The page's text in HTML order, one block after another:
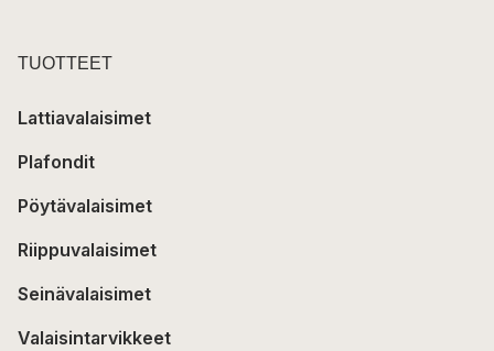
TUOTTEET
Lattiavalaisimet
Plafondit
Pöytävalaisimet
Riippuvalaisimet
Seinävalaisimet
Valaisintarvikkeet